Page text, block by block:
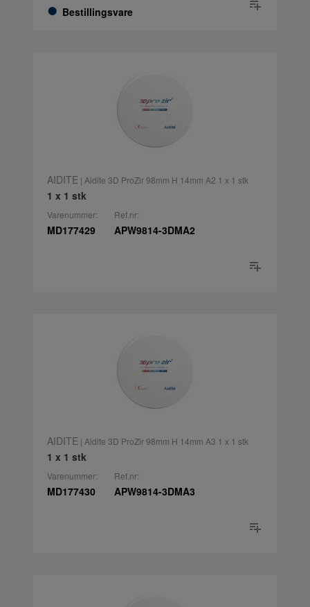
Bestillingsvare
AIDITE | Aidite 3D ProZir 98mm H 14mm A2 1 x 1 stk
1 x 1 stk
Varenummer:
MD177429
Ref.nr:
APW9814-3DMA2
AIDITE | Aidite 3D ProZir 98mm H 14mm A3 1 x 1 stk
1 x 1 stk
Varenummer:
MD177430
Ref.nr:
APW9814-3DMA3